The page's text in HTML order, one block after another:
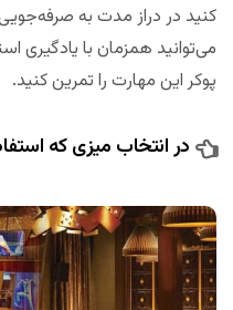
کنید در دراز مدت به
می‌توانید همزمان با
پوکر این مهارت را تمرین کنید.
در انتخاب میزی که